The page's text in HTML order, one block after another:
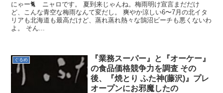
にゃー🐈 ニャロです。 夏到来じゃんね。梅雨明け宣言まだだけ
ど、こんな青空な梅雨なんて変だし。 爽やか涼しい6〜7月の北イタ
リアも北海道も最高だけど、蒸れ蒸れ熱々な鵠沼ビーチも悪くないわ
よ。 そん...
ぐるめ
『業務スーパー』と『オーケー』
の食品価格競争力を調査 その
後、『焼とり ふた神(藤沢)』プレ
オープンにお邪魔したの